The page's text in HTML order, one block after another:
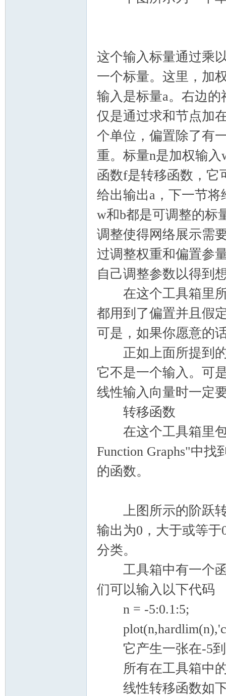
这个输入标量通过乘
一个标量。这里，加
输入是标量a。右边
仅是通过求和节点加
个单位，偏置除了有
重。标量n是加权输
函数f是转移函数，它
给出输出a，下一节
w和b都是可调整的标
调整使得网络展示需
过调整权重和偏置参
自己调整参数以得到
在这个工具箱里所
都用到了偏置并且假
可是，如果你愿意的
正如上面所提到的
它不是一个输入。可
线性输入向量时一定
转移函数
在这个工具箱里包
Function Graphs"中
的函数。
上图所示的阶跃转
输出为0，大于或等
分类。
工具箱中有一个函
们可以输入以下代码
n = -5:0.1:5;
它产生一张在-5到
所有在工具箱中的
线性转移函数如